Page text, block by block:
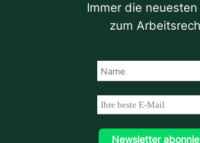
Immer die neuesten
zum